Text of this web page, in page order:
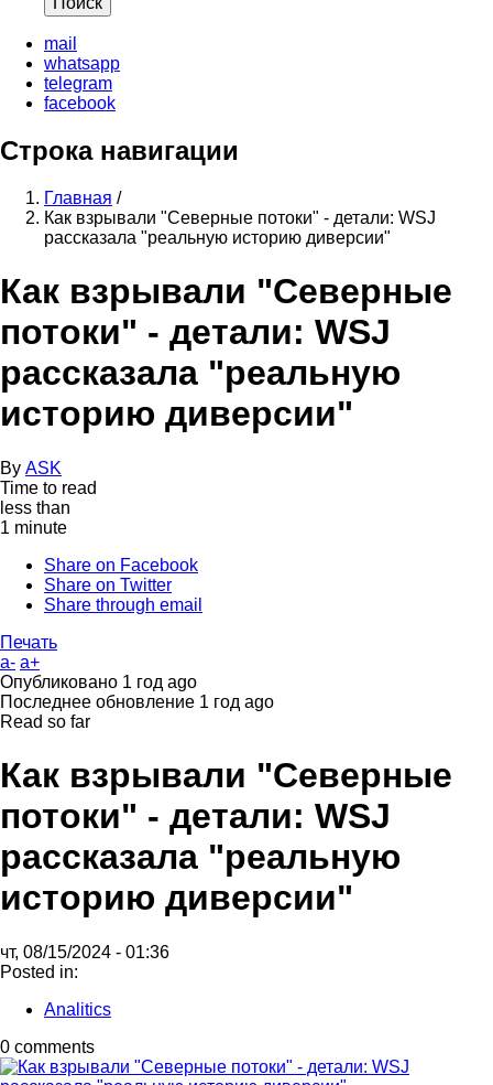
mail
whatsapp
telegram
facebook
Строка навигации
Главная /
Как взрывали "Северные потоки" - детали: WSJ
рассказала "реальную историю диверсии"
Как взрывали "Северные
потоки" - детали: WSJ
рассказала "реальную
историю диверсии"
By ASK
Time to read
less than
1 minute
Share on Facebook
Share on Twitter
Share through email
Печать
a- a+
Опубликовано 1 год ago
Последнее обновление 1 год ago
Read so far
Как взрывали "Северные
потоки" - детали: WSJ
рассказала "реальную
историю диверсии"
чт, 08/15/2024 - 01:36
Posted in:
Analitics
0 comments